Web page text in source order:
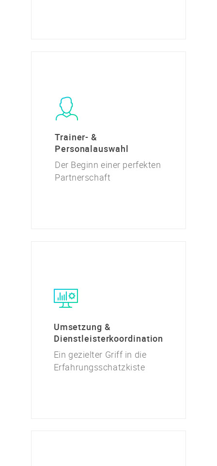
Trainer- &
Personalauswahl
Der Beginn einer perfekten
Partnerschaft
Umsetzung &
Dienstleisterkoordination
Ein gezielter Griff in die
Erfahrungsschatzkiste